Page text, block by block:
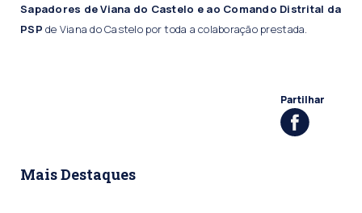
Sapadores de Viana do Castelo e ao Comando Distrital da
PSP de Viana do Castelo por toda a colaboração prestada.
Partilhar
Mais Destaques